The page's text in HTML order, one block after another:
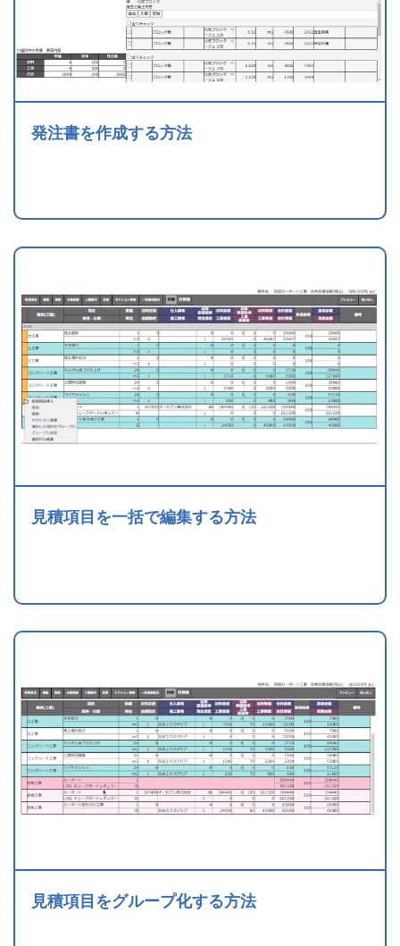
発注書を作成する方法
見積項目を一括で編集する方法
見積項目をグループ化する方法